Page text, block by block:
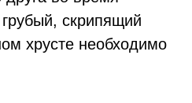
скрипящий
хрусте необходимо